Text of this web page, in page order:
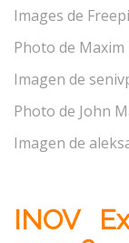
Images de
Photo de
Imagen de
Photo de John
Imagen de
INOV